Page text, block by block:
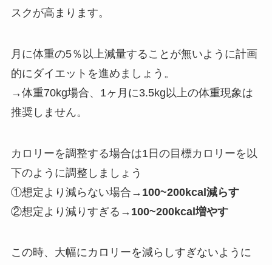
スクが高まります。
月に体重の5％以上減量することが無いように計画
的にダイエットを進めましょう。
→体重70kg場合、1ヶ月に3.5kg以上の体重現象は
推奨しません。
カロリーを調整する場合は1日の目標カロリーを以
下のように調整しましょう
①想定より減らない場合→ 100~200kcal減らす
②想定より減りすぎる→ 100~200kcal増やす
この時、大幅にカロリーを減らしすぎないように